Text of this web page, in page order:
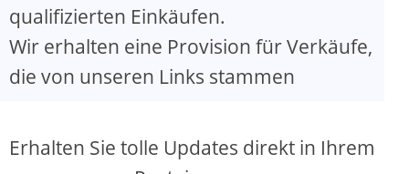
qualifizierten Einkäufen.
Wir erhalten eine Provision für Verkäufe,
die von unseren Links stammen
Erhalten Sie tolle Updates direkt in Ihrem